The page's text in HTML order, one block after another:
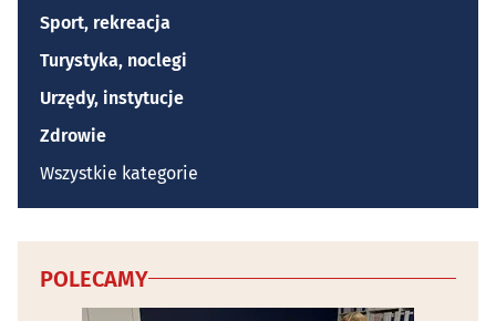
Sport, rekreacja
Turystyka, noclegi
Urzędy, instytucje
Zdrowie
Wszystkie kategorie
POLECAMY